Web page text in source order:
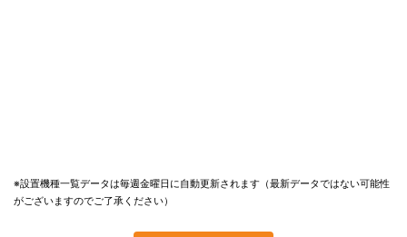
※設置機種一覧データは毎週金曜日に自動更新されます（最新データではない可能性
がございますのでご了承ください）